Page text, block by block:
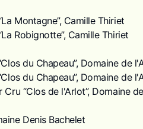
Montagne”, Camille Thiriet
Robignotte”, Camille Thiriet
du Chapeau”, Domaine de
du Chapeau”, Domaine de
“Clos de l'Arlot”, Domaine
Denis Bachelet